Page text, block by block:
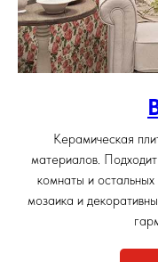
Керамическая
материалов.
комнаты и
мозаика и